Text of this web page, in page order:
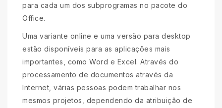
para cada um dos subprogramas no pacote do
Office.
Uma variante online e uma versão para desktop
estão disponíveis para as aplicações mais
importantes, como Word e Excel. Através do
processamento de documentos através da
Internet, várias pessoas podem trabalhar nos
mesmos projetos, dependendo da atribuição de